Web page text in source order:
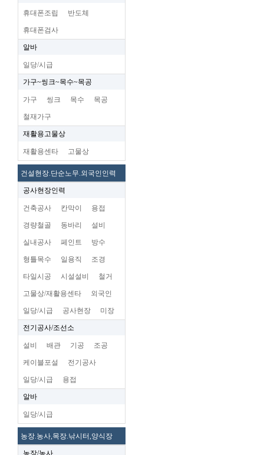
휴대폰조립 반도체
휴대폰검사
알바
일당/시급
가구~씽크~목수~목공
가구 씽크 목수 목공
철재가구
재활용고물상
재활용센타 고물상
건설현장.단순노무.외국인인력
공사현장인력
건축공사 칸막이 용접
경량철골 동바리 설비
실내공사 페인트 방수
형틀목수 일용직 조경
타일시공 시설설비 철거
고물상/재활용센타 외국인
일당/시급 공사현장 미장
전기공사/조선소
설비 배관 기공 조공
케이블포설 전기공사
일당/시급 용접
알바
일당/시급
농장.농사,목장.낚시터,양식장
농장/농사